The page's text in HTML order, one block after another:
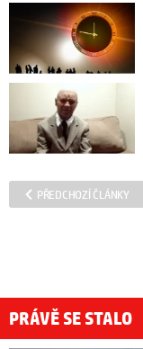
PŘEDCHOZÍ ČLÁNKY
PRÁVĚ SE STALO